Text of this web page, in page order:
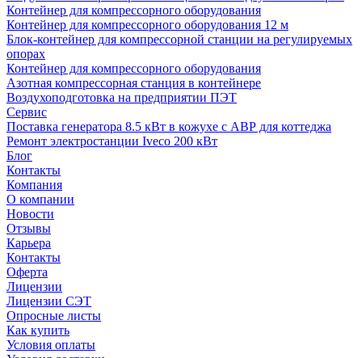
Контейнер для компрессорного оборудования
Контейнер для компрессорного оборудования 12 м
Блок-контейнер для компрессорной станции на регулируемых
опорах
Контейнер для компрессорного оборудования
Азотная компрессорная станция в контейнере
Воздухоподготовка на предприятии ПЭТ
Сервис
Поставка генератора 8.5 кВт в кожухе с АВР для коттеджа
Ремонт электростанции Iveco 200 кВт
Блог
Контакты
Компания
О компании
Новости
Отзывы
Карьера
Контакты
Оферта
Лицензии
Лицензии СЭТ
Опросные листы
Как купить
Условия оплаты